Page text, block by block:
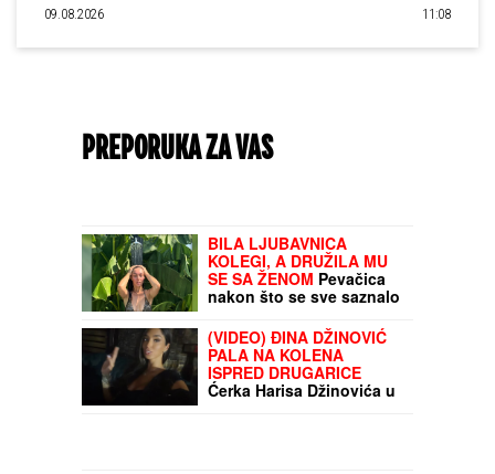
09.08.2026 11:08
PREPORUKA ZA VAS
BILA LJUBAVNICA
KOLEGI, A DRUŽILA MU
SE SA ŽENOM Pevačica
nakon što se sve saznalo
skinula i pokazala
brutalno telo
(VIDEO) ĐINA DŽINOVIĆ
PALA NA KOLENA
ISPRED DRUGARICE
Ćerka Harisa Džinovića u